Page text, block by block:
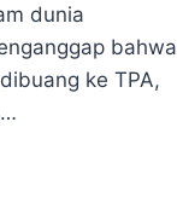
dunia
bahwa
ke TPA,